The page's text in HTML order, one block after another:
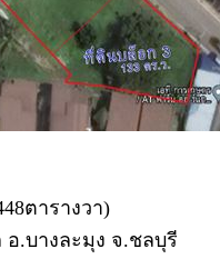
ตารางวา)
อ.บางละมุง จ.ชลบุรี